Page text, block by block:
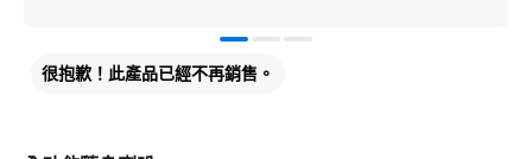
很抱歉！此產品已經不再銷售。